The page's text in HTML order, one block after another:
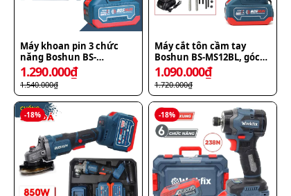
Máy khoan pin 3 chức
năng Boshun BS-
ID1390BL, AutoLock
13mm
1.290.000₫
1.540.000₫
Máy cắt tôn cầm tay
Boshun BS-MS12BL, góc
cắt 360 độ khả năng cắt
1,2mm
1.090.000₫
1.720.000₫
-18% -18%